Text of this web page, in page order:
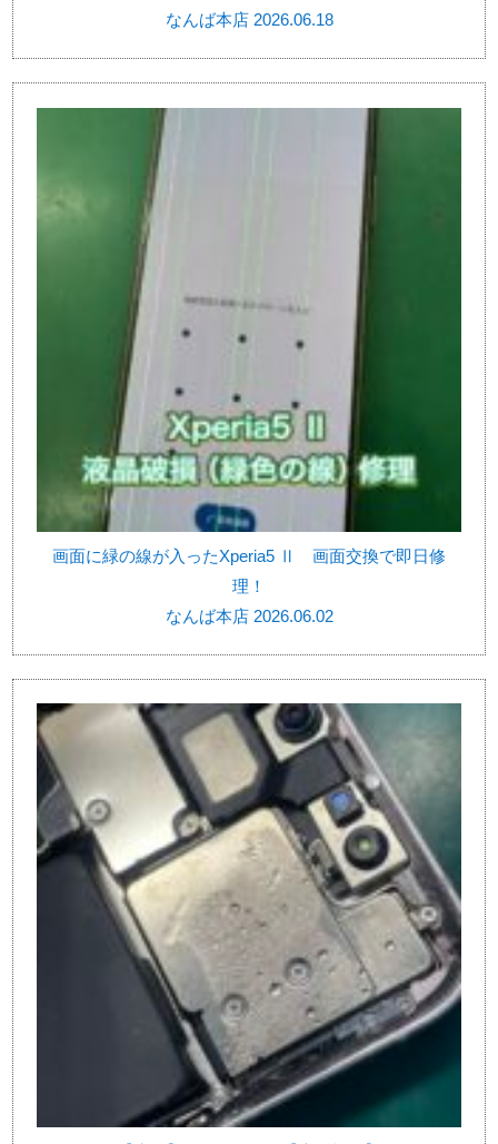
なんば本店 2026.06.18
画面に緑の線が入ったXperia5 Ⅱ 画面交換で即日修
理！
なんば本店 2026.06.02